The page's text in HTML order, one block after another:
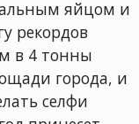
яйцом и
рекордов
в 4 тонны
города, и
селфи